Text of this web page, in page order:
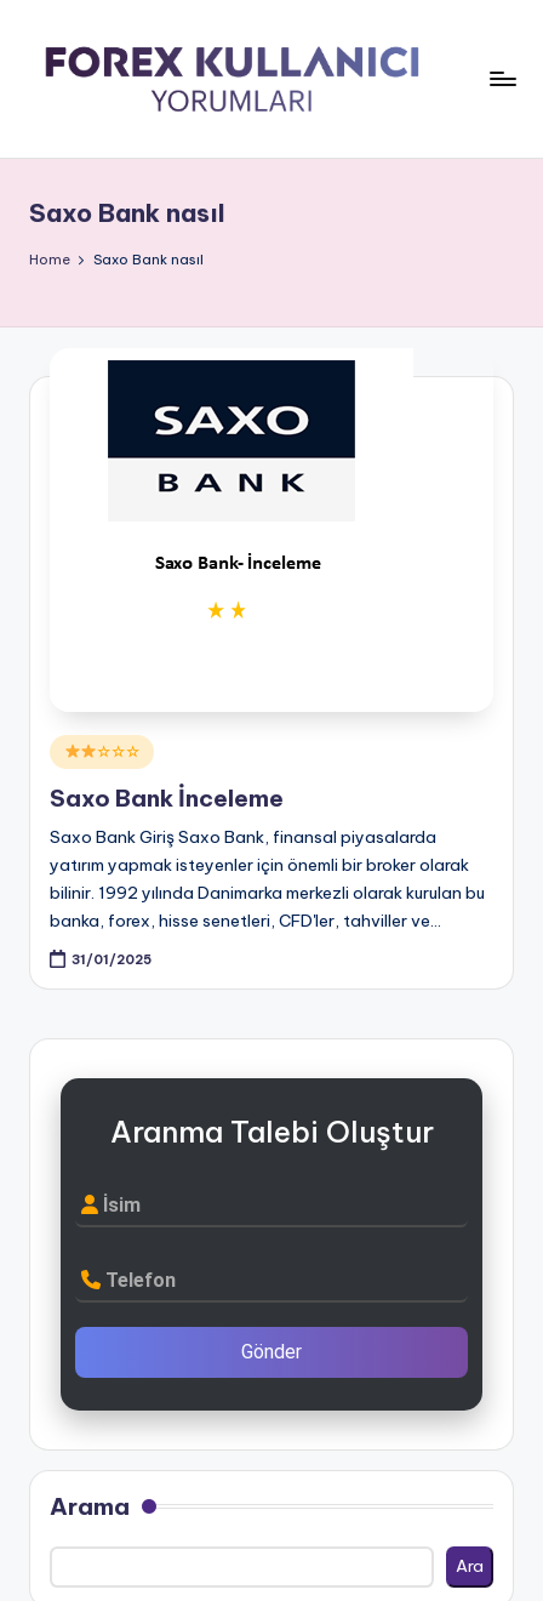
Saxo Bank nasıl
Home Saxo Bank nasıl
Posted
in
☆☆☆
Saxo Bank İnceleme
Saxo Bank Giriş Saxo Bank, finansal piyasalarda
yatırım yapmak isteyenler için önemli bir broker olarak
bilinir. 1992 yılında Danimarka merkezli olarak kurulan bu
banka, forex, hisse senetleri, CFD'ler, tahviller ve…
31/01/2025
Aranma Talebi Oluştur
İsim
Telefon
Gönder
Arama
Ara